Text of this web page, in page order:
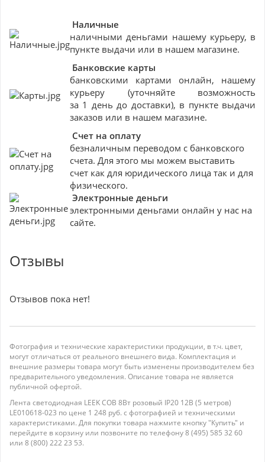
Наличные
наличными деньгами нашему курьеру, в
пункте выдачи или в нашем магазине.
Банковские карты
банковскими картами онлайн, нашему
курьеру (уточняйте возможность
за 1 день до доставки), в пункте выдачи
заказов или в нашем магазине.
Счет на оплату
безналичным переводом с банковского
счета. Для этого мы можем выставить
счет как для юридического лица так и для
физического.
Электронные деньги
электронными деньгами онлайн у нас на
сайте.
Отзывы
Отзывов пока нет!
Фотография и технические характеристики продукции, в т.ч. цвет,
могут отличаться от реального внешнего вида. Комплектация и
внешние размеры товара могут быть изменены производителем без
предварительного уведомления. Описание товара не является
публичной офертой.
Лента светодиодная LEEK COB 8Вт розовый IP20 12В (5 метров)
LE010618-023 по цене 1 248 руб. с фотографией и техническими
характеристиками. Для покупки товара нажмите кнопку "Купить" и
перейдите в корзину или позвоните по телефону 8 (495) 585 32 60
или 8 (800) 222 23 53.